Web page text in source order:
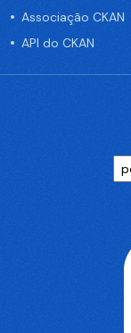
Associação CKAN
API do CKAN